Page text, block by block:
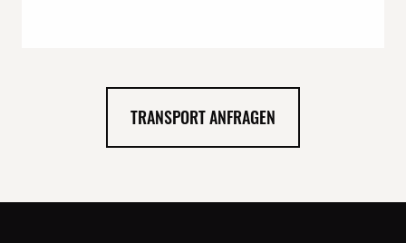
TRANSPORT ANFRAGEN